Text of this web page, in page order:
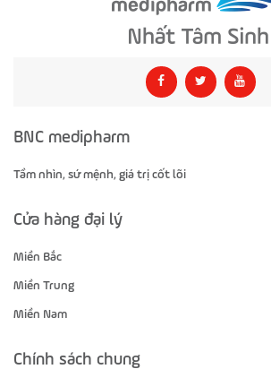
BNC medipharm
Tầm nhìn, sứ mệnh, giá trị cốt lõi
Cửa hàng đại lý
Miền Bắc
Miền Trung
Miền Nam
Chính sách chung